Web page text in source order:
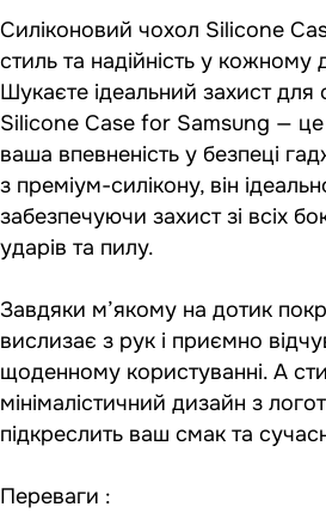
Силіконовий чохол Silicone
стиль та надійність у кожному
Шукаєте ідеальний захист
Silicone Case for Samsung —
ваша впевненість у безпеці
з преміум-силікону, він
забезпечуючи захист зі всіх
ударів та пилу.
Завдяки м’якому на дотик
вислизає з рук і приємно
щоденному користуванні. А
мінімалістичний дизайн з
підкреслить ваш смак та
Переваги :